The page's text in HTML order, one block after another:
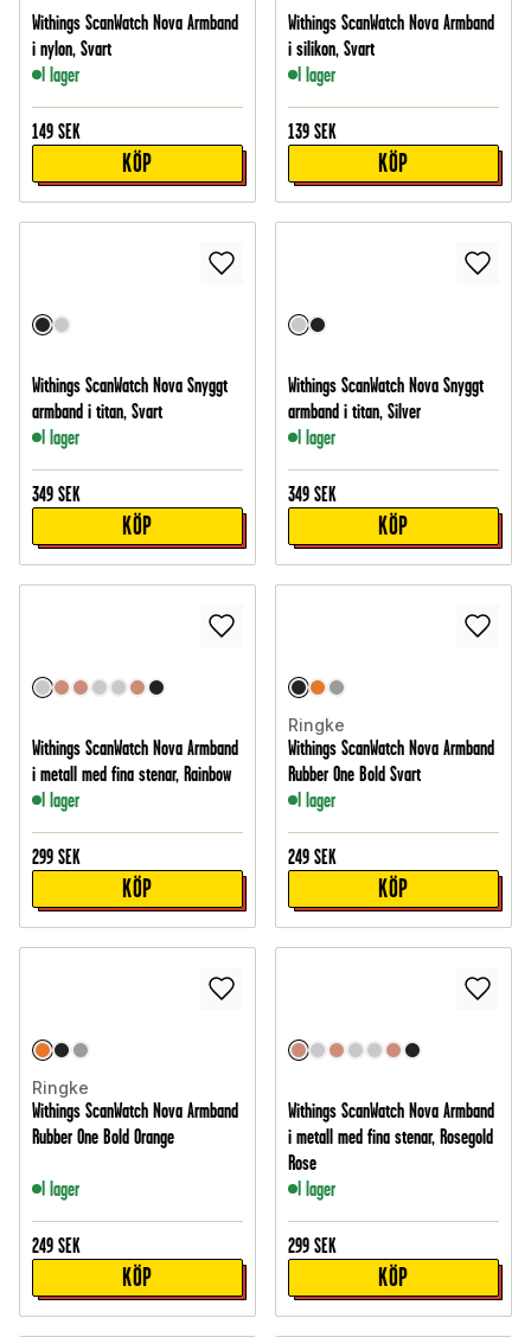
Withings ScanWatch Nova Armband
i nylon, Svart
I lager
149 SEK
KÖP
Withings ScanWatch Nova Armband
i silikon, Svart
I lager
139 SEK
KÖP
Withings ScanWatch Nova Snyggt
armband i titan, Svart
I lager
349 SEK
KÖP
Withings ScanWatch Nova Snyggt
armband i titan, Silver
I lager
349 SEK
KÖP
Withings ScanWatch Nova Armband
i metall med fina stenar, Rainbow
I lager
299 SEK
KÖP
Ringke
Withings ScanWatch Nova Armband
Rubber One Bold Svart
I lager
249 SEK
KÖP
Ringke
Withings ScanWatch Nova Armband
Rubber One Bold Orange
I lager
249 SEK
KÖP
Withings ScanWatch Nova Armband
i metall med fina stenar, Rosegold
Rose
I lager
299 SEK
KÖP